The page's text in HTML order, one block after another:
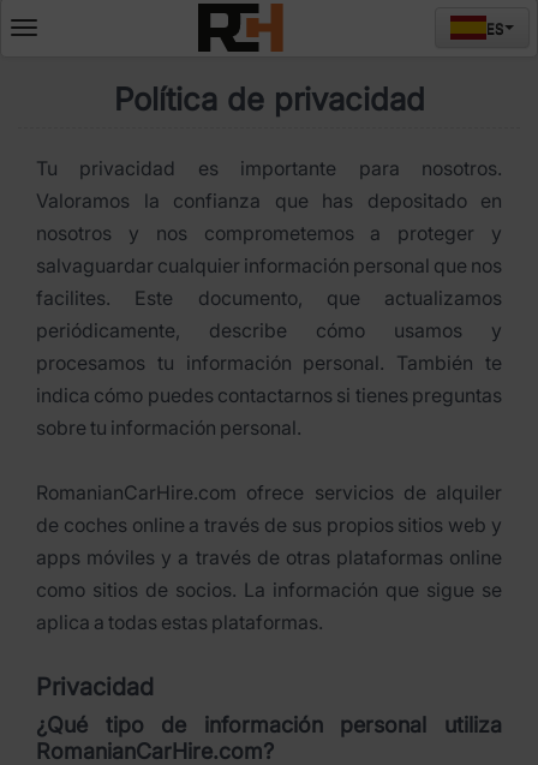
Deschide
ES
Política de privacidad
Tu privacidad es importante para nosotros.
Valoramos la confianza que has depositado en
nosotros y nos comprometemos a proteger y
salvaguardar cualquier información personal que nos
facilites. Este documento, que actualizamos
periódicamente, describe cómo usamos y
procesamos tu información personal. También te
indica cómo puedes contactarnos si tienes preguntas
sobre tu información personal.
RomanianCarHire.com ofrece servicios de alquiler
de coches online a través de sus propios sitios web y
apps móviles y a través de otras plataformas online
como sitios de socios. La información que sigue se
aplica a todas estas plataformas.
Privacidad
¿Qué tipo de información personal utiliza
RomanianCarHire.com?